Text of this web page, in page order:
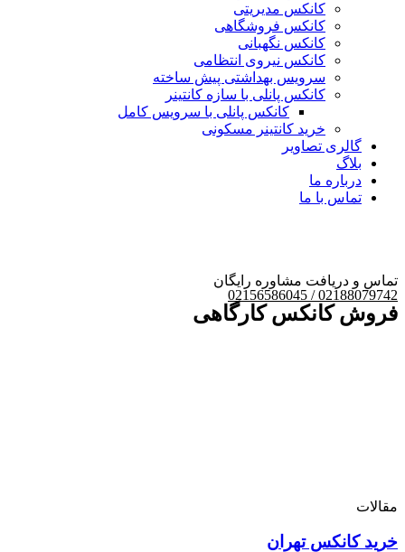
كانكس مديريتی
کانکس فروشگاهی
كانكس نگهبانی
کانکس نیروی انتظامی
سرويس بهداشتی پيش ساخته
کانکس پانلی با سازه کانتینر
كانكس پانلی با سرویس کامل
خرید کانتینر مسکونی
گالری تصاویر
بلاگ
درباره ما
تماس با ما
تماس و دریافت مشاوره رایگان
02188079742 / 02156586045
فروش کانکس کارگاهی
مقالات
خرید کانکس تهران